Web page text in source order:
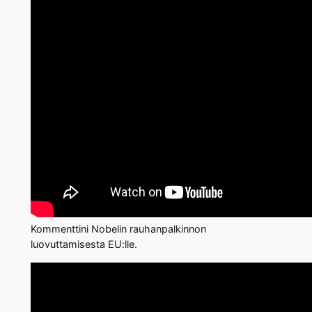
Kommenttini Nobelin rauhanpalkinnon
luovuttamisesta EU:lle.